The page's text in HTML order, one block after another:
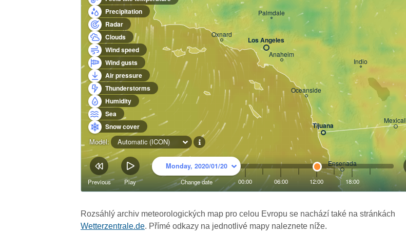
Rozsáhlý archiv meteorologických map pro celou Evropu se nachází také na stránkách
Wetterzentrale.de. Přímé odkazy na jednotlivé mapy naleznete níže.